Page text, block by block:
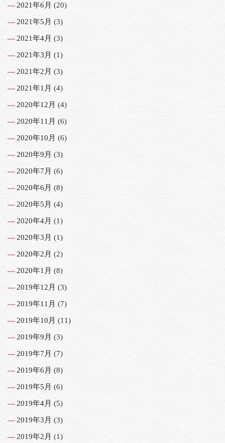
2021年6月 (20)
2021年5月 (3)
2021年4月 (3)
2021年3月 (1)
2021年2月 (3)
2021年1月 (4)
2020年12月 (4)
2020年11月 (6)
2020年10月 (6)
2020年9月 (3)
2020年7月 (6)
2020年6月 (8)
2020年5月 (4)
2020年4月 (1)
2020年3月 (1)
2020年2月 (2)
2020年1月 (8)
2019年12月 (3)
2019年11月 (7)
2019年10月 (11)
2019年9月 (3)
2019年7月 (7)
2019年6月 (8)
2019年5月 (6)
2019年4月 (5)
2019年3月 (3)
2019年2月 (1)